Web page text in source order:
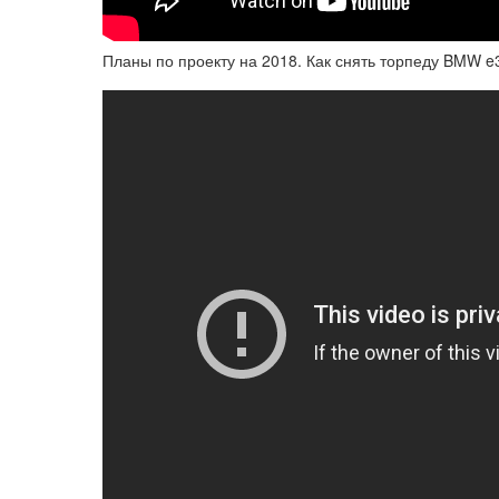
Планы по проекту на 2018. Как снять торпеду BMW